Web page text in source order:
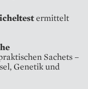
ermittelt
Sachets –
Genetik und